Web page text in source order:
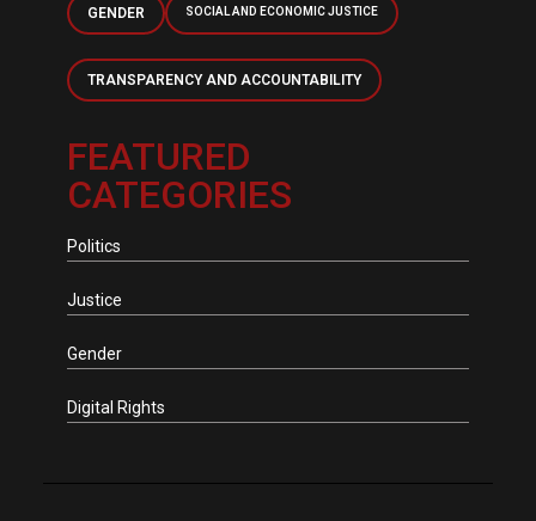
GENDER SOCIAL AND ECONOMIC JUSTICE
TRANSPARENCY AND ACCOUNTABILITY
FEATURED
CATEGORIES
Politics
Justice
Gender
Digital Rights